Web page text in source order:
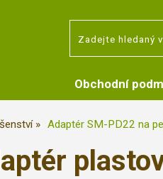
Obchodní
Adaptér SM-PD22 na